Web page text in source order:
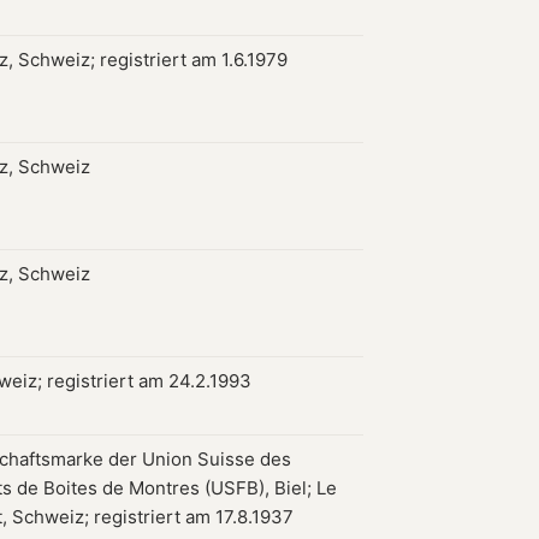
Schweiz; registriert am 1.6.1979
Schweiz
Schweiz
registriert am 24.2.1993
der Union Suisse des
de Boites de Montres (USFB), Biel; Le
Schweiz; registriert am 17.8.1937